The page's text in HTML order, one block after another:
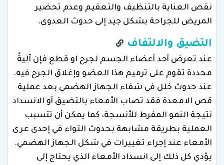
نقص العناية بالتنظيف والتعقيم وعدم تحضير
المريض للجراحة بشكل جيد إلى حدوث العدوى.
التضيق والالتفاف
عند تعرض أحد أعضاء الجسم لجرح او قطع فإن آليةً
محددة تقوم على ترميم هذا العضو وإغلاق الجرح فيه.
عند حدوث خلل في شفاء الجهاز الهضمي بعد عملية
قص الامعدة فقد تصاب الأمعاء بالتضيق أو الانسداد
نتيجة النمو المفرط للأنسجة، كما يمكن أن تتسبب
العملية بطريقة مشابهة بحدوث التواء في إحدى عرى
الأمعاء عند إجراء تغييرات في شكل الجهاز الهضمي.
يؤدي كل ذلك إلى انسداد الأمعاء الذي يحتاج إلى